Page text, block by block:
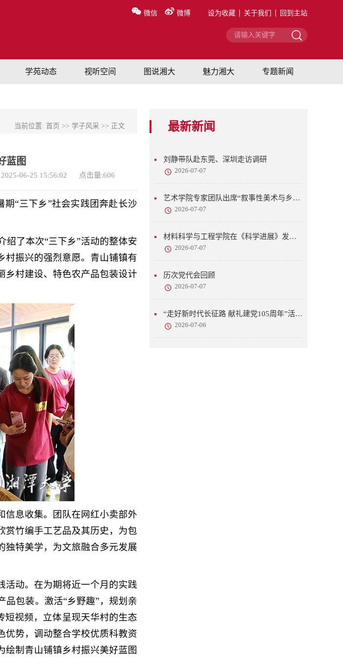
微信 微博 设为收藏 关于我们 回到主站
学苑动态 视听空间 图说湘大 魅力湘大 专题新闻
最新新闻
刘静带队赴东莞、深圳走访调研
2026-07-07
艺术学院专家团队出席“叙事性美术与乡村美育”研讨会
2026-07-07
材料科学与工程学院在《科学进展》发表研究成果
2026-07-07
历次党代会回顾
2026-07-07
“走好新时代长征路 献礼建党105周年”活动开展
2026-07-06
当前位置: 首页 >> 学子风采 >> 正文
蓝图
06-25 15:56:02 点击量:606
“三下乡”社会实践团奔赴长沙
绍了本次“三下乡”活动的整体安
村振兴的强烈意愿。青山铺镇有
乡村建设、特色农产品包装设计
信息收集。团队在网红小卖部外
赏竹编手工艺品及其历史，为包
独特美学，为文旅融合多元发展
活动。在为期将近一个月的实践
品包装。激活“乡野趣”，规划亲
短视频，立体呈现天华村的生态
优势，调动整合学校优质科教资
绘制青山铺镇乡村振兴美好蓝图